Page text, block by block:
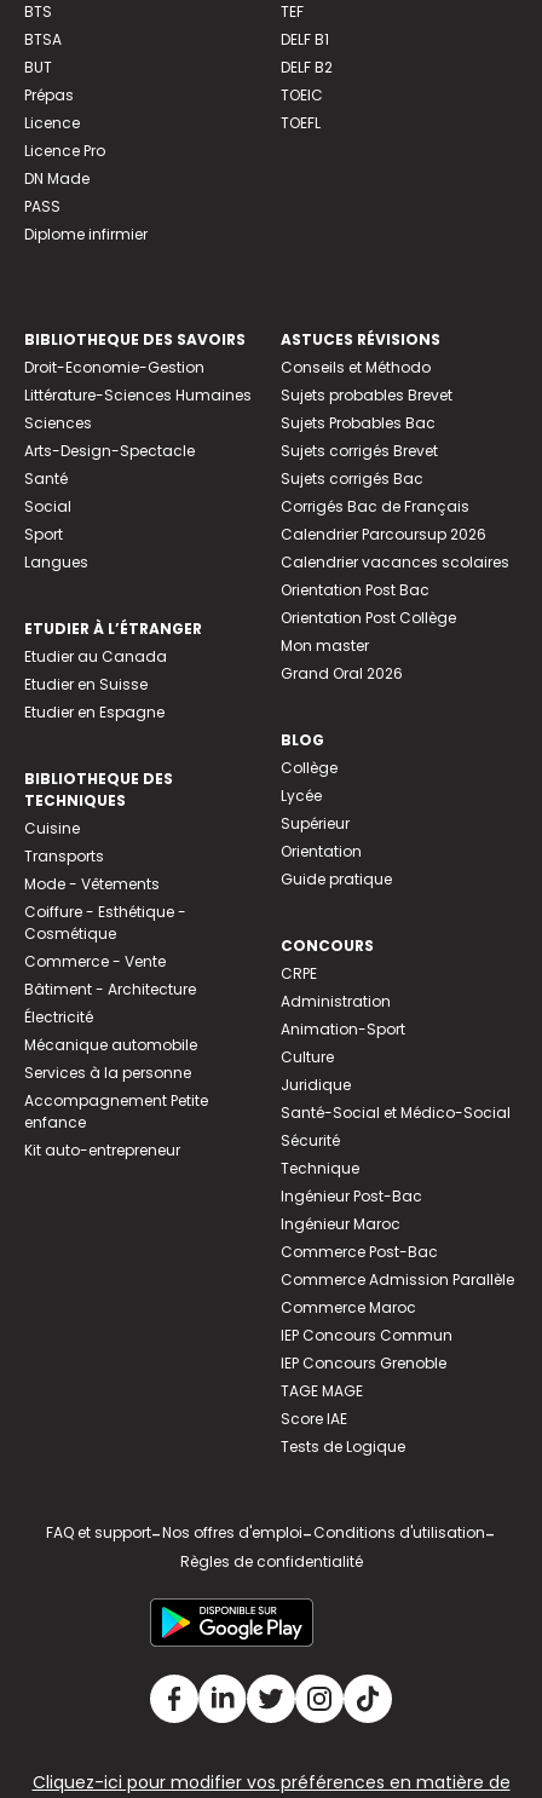
BTS
BTSA
BUT
Prépas
Licence
Licence Pro
DN Made
PASS
Diplome infirmier
TEF
DELF B1
DELF B2
TOEIC
TOEFL
BIBLIOTHEQUE DES SAVOIRS
Droit-Economie-Gestion
Littérature-Sciences Humaines
Sciences
Arts-Design-Spectacle
Santé
Social
Sport
Langues
ETUDIER À L’ÉTRANGER
Etudier au Canada
Etudier en Suisse
Etudier en Espagne
BIBLIOTHEQUE DES
TECHNIQUES
Cuisine
Transports
Mode - Vêtements
Coiffure - Esthétique -
Cosmétique
Commerce - Vente
Bâtiment - Architecture
Électricité
Mécanique automobile
Services à la personne
Accompagnement Petite
enfance
Kit auto-entrepreneur
ASTUCES RÉVISIONS
Conseils et Méthodo
Sujets probables Brevet
Sujets Probables Bac
Sujets corrigés Brevet
Sujets corrigés Bac
Corrigés Bac de Français
Calendrier Parcoursup 2026
Calendrier vacances scolaires
Orientation Post Bac
Orientation Post Collège
Mon master
Grand Oral 2026
BLOG
Collège
Lycée
Supérieur
Orientation
Guide pratique
CONCOURS
CRPE
Administration
Animation-Sport
Culture
Juridique
Santé-Social et Médico-Social
Sécurité
Technique
Ingénieur Post-Bac
Ingénieur Maroc
Commerce Post-Bac
Commerce Admission Parallèle
Commerce Maroc
IEP Concours Commun
IEP Concours Grenoble
TAGE MAGE
Score IAE
Tests de Logique
FAQ et support-Nos offres d'emploi-Conditions d'utilisation-
Règles de confidentialité
Cliquez-ici pour modifier vos préférences en matière de